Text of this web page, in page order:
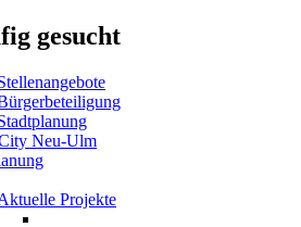
gesucht
Neu-Ulm
Projekte